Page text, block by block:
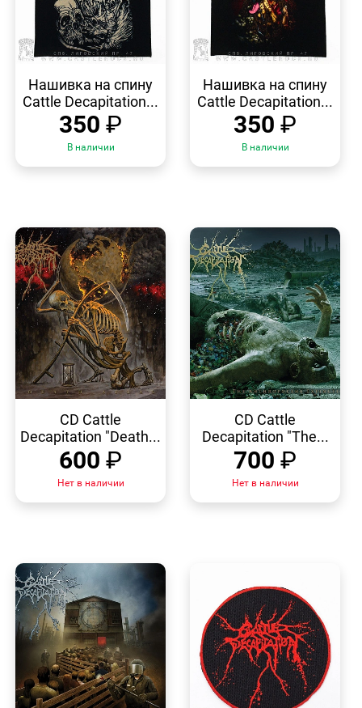
Нашивка на спину
Cattle Decapitation...
350 ₽
В наличии
Нашивка на спину
Cattle Decapitation...
350 ₽
В наличии
ПРОСМОТР
CD Cattle
Decapitation "Death...
600 ₽
Нет в наличии
ПРОСМОТР
CD Cattle
Decapitation "The...
700 ₽
Нет в наличии